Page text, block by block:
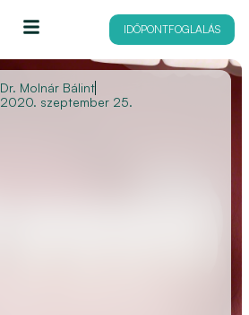
IDŐPONTFOGLALÁS
Dr. Molnár Bálint
2020. szeptember 25.